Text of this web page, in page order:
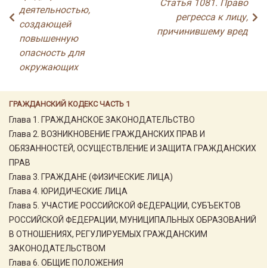
ГРАЖДАНСКИЙ КОДЕКС ЧАСТЬ 1
Глава 1. ГРАЖДАНСКОЕ ЗАКОНОДАТЕЛЬСТВО
Глава 2. ВОЗНИКНОВЕНИЕ ГРАЖДАНСКИХ ПРАВ И
ОБЯЗАННОСТЕЙ, ОСУЩЕСТВЛЕНИЕ И ЗАЩИТА ГРАЖДАНСКИХ
ПРАВ
Глава 3. ГРАЖДАНЕ (ФИЗИЧЕСКИЕ ЛИЦА)
Глава 4. ЮРИДИЧЕСКИЕ ЛИЦА
Глава 5. УЧАСТИЕ РОССИЙСКОЙ ФЕДЕРАЦИИ, СУБЪЕКТОВ
РОССИЙСКОЙ ФЕДЕРАЦИИ, МУНИЦИПАЛЬНЫХ ОБРАЗОВАНИЙ
В ОТНОШЕНИЯХ, РЕГУЛИРУЕМЫХ ГРАЖДАНСКИМ
ЗАКОНОДАТЕЛЬСТВОМ
Глава 6. ОБЩИЕ ПОЛОЖЕНИЯ
деятельностью,
создающей
повышенную
опасность для
окружающих
Статья 1081. Право
регресса к лицу,
причинившему вред